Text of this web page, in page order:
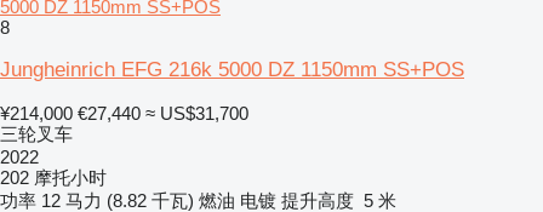
5000 DZ 1150mm SS+POS
8
Jungheinrich EFG 216k 5000 DZ 1150mm SS+POS
¥214,000 €27,440 ≈ US$31,700
三轮叉车
2022
202 摩托小时
功率 12 马力 (8.82 千瓦) 燃油 电镀 提升高度 5 米